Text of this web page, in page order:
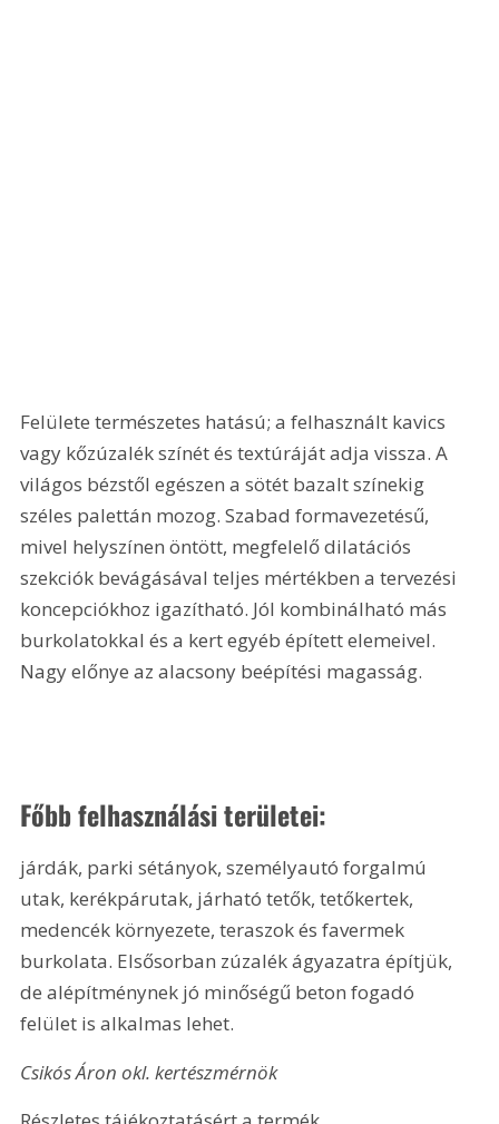
Felülete természetes hatású; a felhasznált kavics
vagy kőzúzalék színét és textúráját adja vissza. A
világos bézstől egészen a sötét bazalt színekig
széles palettán mozog. Szabad formavezetésű,
mivel helyszínen öntött, megfelelő dilatációs
szekciók bevágásával teljes mértékben a tervezési
koncepciókhoz igazítható. Jól kombinálható más
burkolatokkal és a kert egyéb épített elemeivel.
Nagy előnye az alacsony beépítési magasság.
Főbb felhasználási területei:
járdák, parki sétányok, személyautó forgalmú
utak, kerékpárutak, járható tetők, tetőkertek,
medencék környezete, teraszok és favermek
burkolata. Elsősorban zúzalék ágyazatra építjük,
de alépítménynek jó minőségű beton fogadó
felület is alkalmas lehet.
Csikós Áron okl. kertészmérnök